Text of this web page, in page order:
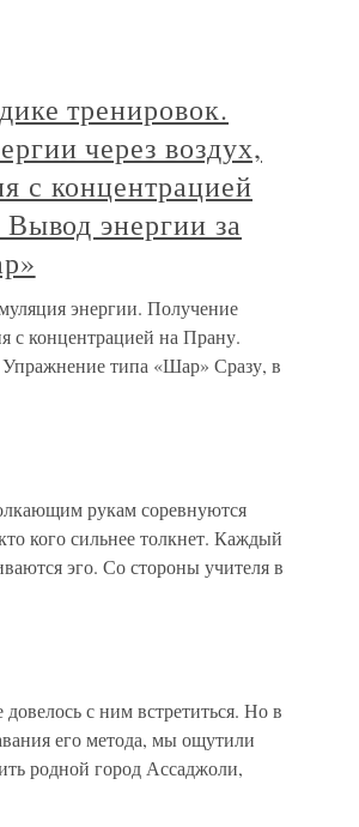
тренировок.
через воздух,
с концентрацией
энергии за
энергии. Получение
с концентрацией на Прану.
типа «Шар» Сразу, в
рукам соревнуются
кого сильнее толкнет. Каждый
эго. Со стороны учителя в
с ним встретиться. Но в
его метода, мы ощутили
родной город Ассаджоли,